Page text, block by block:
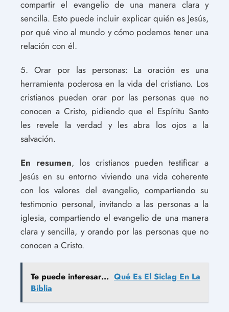
compartir el evangelio de una manera clara y
sencilla. Esto puede incluir explicar quién es Jesús,
por qué vino al mundo y cómo podemos tener una
relación con él.
5. Orar por las personas: La oración es una
herramienta poderosa en la vida del cristiano. Los
cristianos pueden orar por las personas que no
conocen a Cristo, pidiendo que el Espíritu Santo
les revele la verdad y les abra los ojos a la
salvación.
En resumen, los cristianos pueden testificar a
Jesús en su entorno viviendo una vida coherente
con los valores del evangelio, compartiendo su
testimonio personal, invitando a las personas a la
iglesia, compartiendo el evangelio de una manera
clara y sencilla, y orando por las personas que no
conocen a Cristo.
Te puede interesar... Qué Es El Siclag En La
Biblia